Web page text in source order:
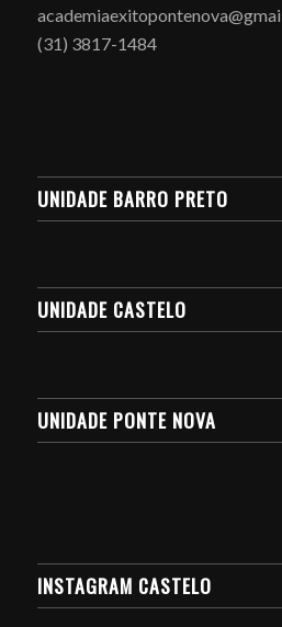
(31) 3817-1484
UNIDADE BARRO PRETO
UNIDADE CASTELO
UNIDADE PONTE NOVA
INSTAGRAM CASTELO